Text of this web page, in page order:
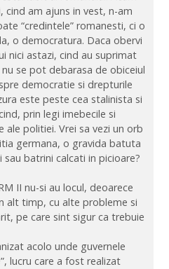
cind am ajuns in vest, n-am
“credintele” romanesti, ci o
o democratura. Daca obervi
nici astazi, cind au suprimat
se pot debarasa de obiceiul
democratie si drepturile
este peste cea stalinista si
prin legi imebecile si
ale politiei. Vrei sa vezi un orb
germana, o gravida batuta
sau batrini calcati in picioare?
II nu-si au locul, deoarece
alt timp, cu alte probleme si
pe care sint sigur ca trebuie
acolo unde guvernele
lucru care a fost realizat